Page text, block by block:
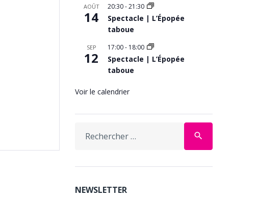
AOÛT
14
20:30-21:30
Spectacle | L’Épopée
taboue
SEP
12
17:00- 18:00
Spectacle | L’Épopée
taboue
Voir le calendrier
for:
search
NEWSLETTER